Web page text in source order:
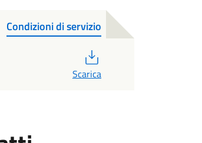
Condizioni di servizio
Scarica